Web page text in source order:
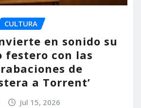
CULTURA
en sonido su
festero con las
de
a Torrent’
Jul 15, 2026